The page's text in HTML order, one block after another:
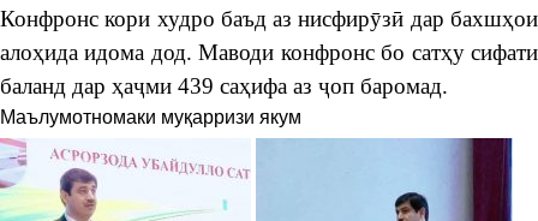
Конфронс кори худро баъд аз нисфирӯзӣ дар бахшҳои
алоҳида идома дод. Маводи конфронс бо сатҳу сифати
баланд дар ҳаҷми 439 саҳифа аз ҷоп баромад.
Маълумотномаки муқарризи якум